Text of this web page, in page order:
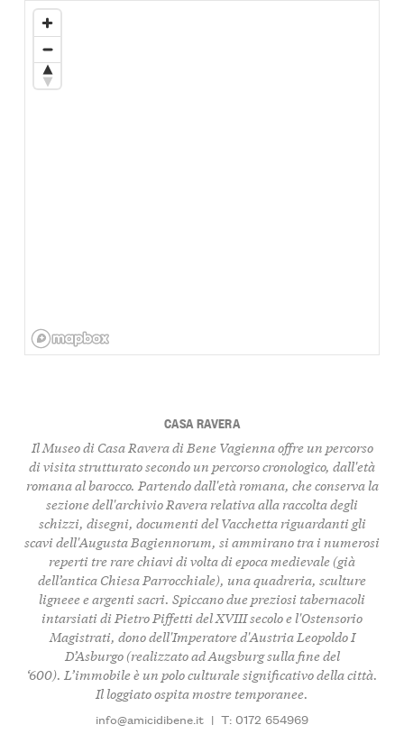
CASA RAVERA
Il Museo di Casa Ravera di Bene Vagienna offre un percorso
di visita strutturato secondo un percorso cronologico, dall'età
romana al barocco. Partendo dall'età romana, che conserva la
sezione dell'archivio Ravera relativa alla raccolta degli
schizzi, disegni, documenti del Vacchetta riguardanti gli
scavi dell'Augusta Bagiennorum, si ammirano tra i numerosi
reperti tre rare chiavi di volta di epoca medievale (già
dell’antica Chiesa Parrocchiale), una quadreria, sculture
ligneee e argenti sacri. Spiccano due preziosi tabernacoli
intarsiati di Pietro Piffetti del XVIII secolo e l'Ostensorio
Magistrati, dono dell'Imperatore d'Austria Leopoldo I
D’Asburgo (realizzato ad Augsburg sulla fine del
‘600). L’immobile è un polo culturale significativo della città.
Il loggiato ospita mostre temporanee.
info@amicidibene.it | T: 0172 654969